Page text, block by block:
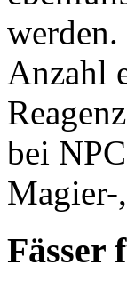
werden.
Anzahl
bei
Magier-
Fässer